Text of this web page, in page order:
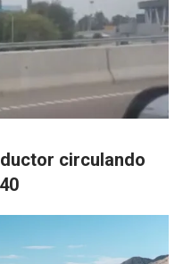
circulando